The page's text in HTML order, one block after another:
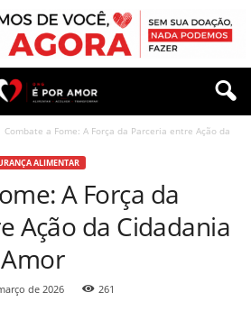
Combate a Fome: A Força da Parceria entre Ação da
ALIMENTAR
A Força da
Ação da Cidadania
de 2026
261